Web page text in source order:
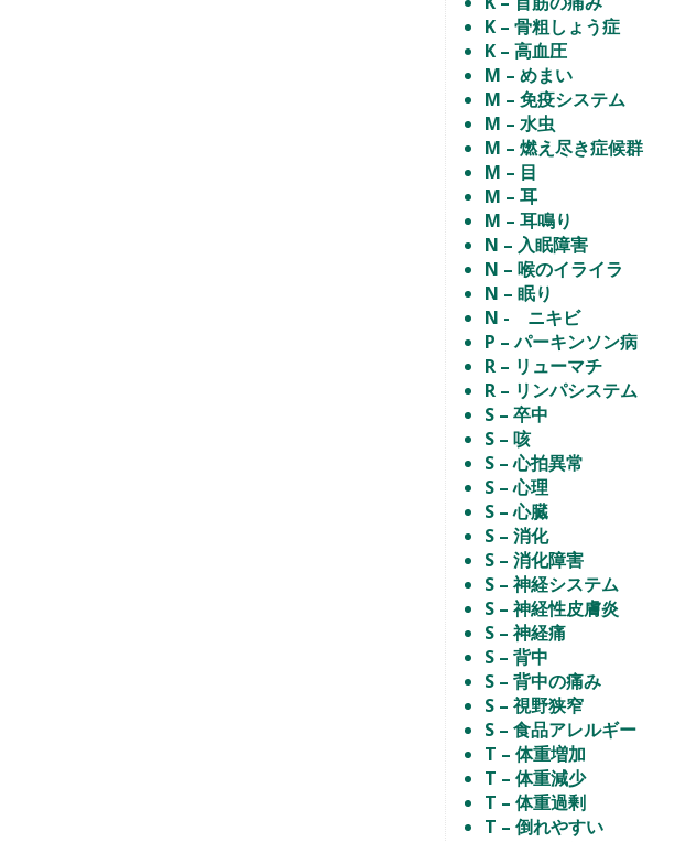
K – 骨粗しょう症
K – 高血圧
M – めまい
M – 免疫システム
M – 水虫
M – 燃え尽き症候群
M – 目
M – 耳
M – 耳鳴り
N – 入眠障害
N – 喉のイライラ
N – 眠り
N - ニキビ
P – パーキンソン病
R – リューマチ
R – リンパシステム
S – 卒中
S – 咳
S – 心拍異常
S – 心理
S – 心臓
S – 消化
S – 消化障害
S – 神経システム
S – 神経性皮膚炎
S – 神経痛
S – 背中
S – 背中の痛み
S – 視野狭窄
S – 食品アレルギー
T – 体重増加
T – 体重減少
T – 体重過剰
T – 倒れやすい